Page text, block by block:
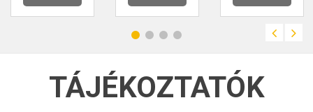
TÁJÉKOZTATÓK